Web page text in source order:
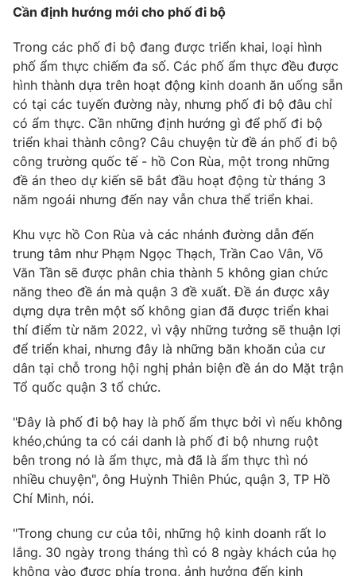
Cần định hướng mới cho phố đi bộ
Trong các phố đi bộ đang được triển khai, loại hình
phố ẩm thực chiếm đa số. Các phố ẩm thực đều được
hình thành dựa trên hoạt động kinh doanh ăn uống sẵn
có tại các tuyến đường này, nhưng phố đi bộ đâu chỉ
có ẩm thực. Cần những định hướng gì để phố đi bộ
triển khai thành công? Câu chuyện từ đề án phố đi bộ
công trường quốc tế - hồ Con Rùa, một trong những
đề án theo dự kiến sẽ bắt đầu hoạt động từ tháng 3
năm ngoái nhưng đến nay vẫn chưa thể triển khai.
Khu vực hồ Con Rùa và các nhánh đường dẫn đến
trung tâm như Phạm Ngọc Thạch, Trần Cao Vân, Võ
Văn Tần sẽ được phân chia thành 5 không gian chức
năng theo đề án mà quận 3 đề xuất. Đề án được xây
dựng dựa trên một số không gian đã được triển khai
thí điểm từ năm 2022, vì vậy những tưởng sẽ thuận lợi
để triển khai, nhưng đây là những băn khoăn của cư
dân tại chỗ trong hội nghị phản biện đề án do Mặt trận
Tổ quốc quận 3 tổ chức.
"Đây là phố đi bộ hay là phố ẩm thực bởi vì nếu không
khéo,chúng ta có cái danh là phố đi bộ nhưng ruột
bên trong nó là ẩm thực, mà đã là ẩm thực thì nó
nhiều chuyện", ông Huỳnh Thiên Phúc, quận 3, TP Hồ
Chí Minh, nói.
"Trong chung cư của tôi, những hộ kinh doanh rất lo
lắng. 30 ngày trong tháng thì có 8 ngày khách của họ
không vào được phía trong, ảnh hưởng đến kinh